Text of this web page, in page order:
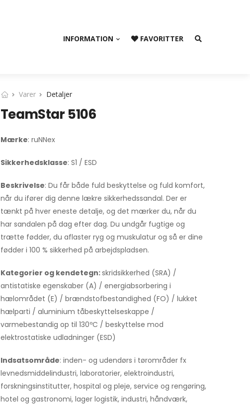
INFORMATION FAVORITTER
Varer Detaljer
TeamStar 5106
Mærke: ruNNex
Sikkerhedsklasse: S1 / ESD
Beskrivelse: Du får både fuld beskyttelse og fuld komfort,
når du ifører dig denne lækre sikkerhedssandal. Der er
tænkt på hver eneste detalje, og det mærker du, når du
har sandalen på dag efter dag. Du undgår fugtige og
trætte fødder, du aflaster ryg og muskulatur og så er dine
fødder i 100 % sikkerhed på arbejdspladsen.
Kategorier og kendetegn:skridsikkerhed (SRA) /
antistatiske egenskaber (A) / energiabsorbering i
hælområdet (E) / brændstofbestandighed (FO) / lukket
hælparti­­ / aluminium tåbeskyttelseskappe /
varmebestandig op til 130ºC / beskyttelse mod
elektrostatiske udladninger (ESD)
Indsatsområde: inden- og udendørs i tørområder fx
levnedsmiddelindustri, laboratorier, elektroindustri,
forskningsinstitutter, hospital og pleje, service og rengøring,
hotel og gastronomi, lager logistik, industri, håndværk,